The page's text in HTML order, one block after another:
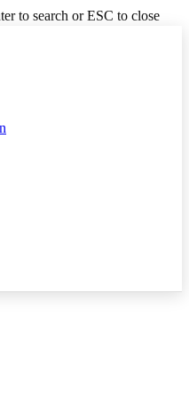
to search or ESC to close